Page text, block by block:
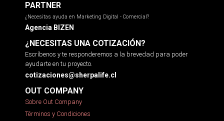
PARTNER
¿Necesitas ayuda en Marketing Digital - Comercial?
Agencia BIZEN
¿NECESITAS UNA COTIZACIÓN?
Escríbenos y te responderemos a la brevedad para poder
ayudarte en tu proyecto.
cotizaciones@sherpalife.cl
OUT COMPANY
Sobre Out Company
Términos y Condiciones